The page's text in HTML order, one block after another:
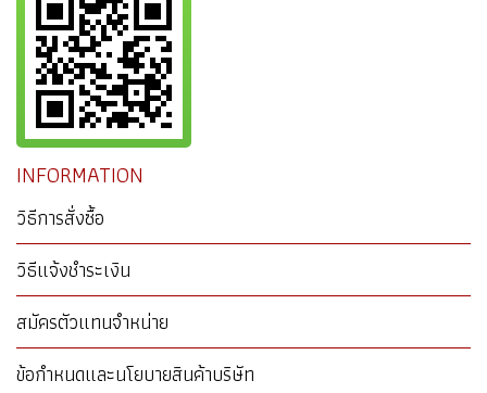
INFORMATION
วิธีการสั่งซื้อ
วิธีแจ้งชำระเงิน
สมัครตัวแทนจำหน่าย
ข้อกำหนดและนโยบายสินค้าบริษัท